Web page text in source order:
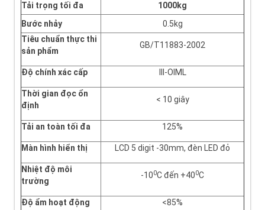
Tải trọng tối đa
1000kg
Bước nhảy
0.5kg
Tiêu chuẩn thực thi
sản phẩm
GB/T11883-2002
Độ chính xác cấp III-OIML
Thời gian đọc ổn
định
< 10 giây
Tải an toàn tối đa 125%
Màn hình hiển thị LCD 5 digit -30mm, đèn LED đỏ
Nhiệt độ môi
trường
-100C đến +400C
Độ ẩm hoạt động <85%